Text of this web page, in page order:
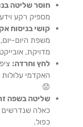
חוסר שליטה
מספיק רקע
קושי בניסוח
משפת היום-
מדויקת,
לחץ וחרדה:
האקדמי עלולות
😟
שליטה בשפה
כאלה שנדרשים
כפול.